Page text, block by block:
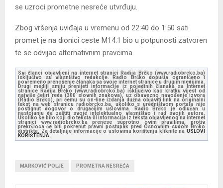
se uzroci prometne nesreće utvrđuju.
Zbog vršenja uviđaja u vremenu od 22:40 do 1:50 sati
promet je na dionici ceste M14.1 bio u potpunosti zatvoren
te se odvijao alternativnim pravcima.
Svi članci objavljeni na internet stranici Radija Brčko (www.radiobrcko.ba)
isključivo su vlasništvo redakcije. Radio Brčko dopušta ograničeno i
povremeno prenošenje članaka sa svoje internet stranice u drugim medijima.
Drugi mediji smiju prenijeti informacije iz pojedinih članaka sa Internet
stranice Radija Brčko (www.radiobrcko.ba) isključivo kao kratku vijest od
najviše četiri reda (300 slovnih znakova), uz obavezno navođenje izvora
(Radio Brčko), pri čemu su on-line izdanja dužna objaviti link na originalni
tekst na web stranicu radiobrcko.ba, ukoliko s uredništvom portala nije
postignut dogovor o drugačijim uslovima. Radio Brčko je odlučan u
nastojanju da zaštiti svoje intelektualno vlasništvo i rad svojih autora.
Ukoliko se bilo koji dio teksta ili informacija iz teksta objavljenog na internet
stranici www.radiobrcko.ba prenese suprotno ovim pravilima, protiv
prekršioca će biti pokrenut pravni postupak pred Osnovnim sudom Brčko
distrikta. Za detaljnije informacije o uslovima korištenja kliknite na USLOVI
KORIŠTENJA.
MARKOVIĆ POLJE PROMETNA NESREĆA